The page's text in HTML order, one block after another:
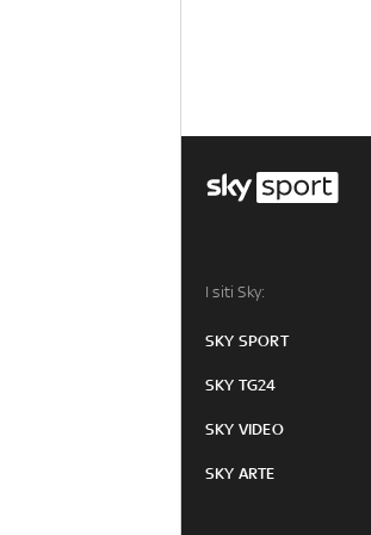
I siti Sky:
SKY SPORT
SKY TG24
SKY VIDEO
SKY ARTE